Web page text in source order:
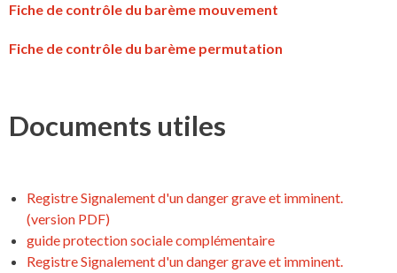
Fiche de contrôle du barème mouvement
Fiche de contrôle du barème permutation
Documents utiles
Registre Signalement d'un danger grave et imminent.
(version PDF)
guide protection sociale complémentaire
Registre Signalement d'un danger grave et imminent.